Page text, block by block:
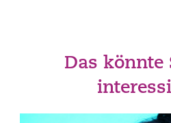
Das könnte